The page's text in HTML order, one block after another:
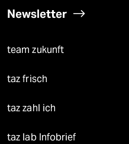
Newsletter
team zukunft
taz frisch
taz zahl ich
taz lab Infobrief